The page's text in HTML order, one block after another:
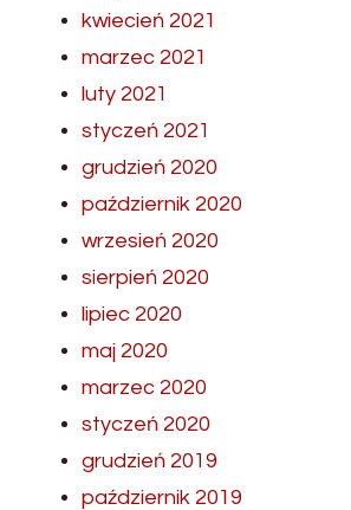
kwiecień 2021
marzec 2021
luty 2021
styczeń 2021
grudzień 2020
październik 2020
wrzesień 2020
sierpień 2020
lipiec 2020
maj 2020
marzec 2020
styczeń 2020
grudzień 2019
październik 2019